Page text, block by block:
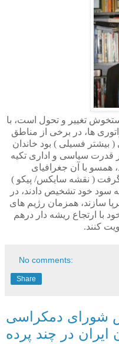
تغییر و تحول است، با
ها، در برخی از مناطق
بیشتر فسیلی ) بود خاندان
قدرت سیاسی و اداری تکیه
همسو با آن جغرافیای
( نقشه سایکس/ پیکو )
سود خود تشخیص دادند، در
سازند، همزمان رژیم های
با ارتجاع ریشه دار درهم
کنند.
No comments:
Share
شورای دمکراسی
ایران در چند پرده